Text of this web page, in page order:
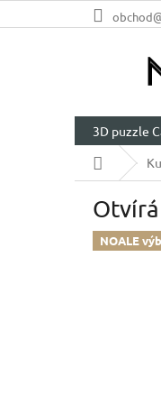
na
3D puzzle
Domů
NOALE